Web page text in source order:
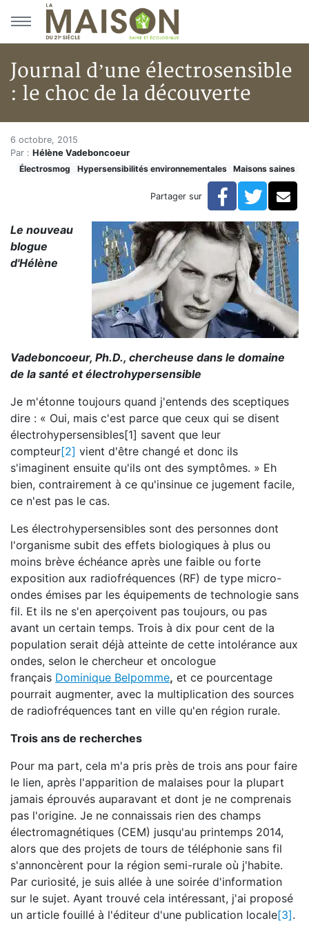
Aller au menu principal
Aller au contenu principal
Journal d’une électrosensible
: le choc de la découverte
Accueil
Articles
Maisons saines
Hypersensibilités environnementales
Journal d’une électrosensible : le choc de la
Journal d’une électrosensible
6 octobre, 2015
Par : Hélène Vadeboncoeur
Électrosmog
Hypersensibilités environnementales Maisons saines
Partager sur Facebook
Le nouveau
blogue
d'Hélène
Vadeboncoeur, Ph.D., chercheuse dans le domaine
de la santé et électrohypersensible
Je m'étonne toujours quand j'entends des sceptiques
dire : « Oui, mais c'est parce que ceux qui se disent
électrohypersensibles[1] savent que leur
compteur[2] vient d'être changé et donc ils
s'imaginent ensuite qu'ils ont des symptômes. » Eh
bien, contrairement à ce qu'insinue ce jugement facile,
ce n'est pas le cas.
Les électrohypersensibles sont des personnes dont
l'organisme subit des effets biologiques à plus ou
moins brève échéance après une faible ou forte
exposition aux radiofréquences (RF) de type micro-
ondes émises par les équipements de technologie sans
fil. Et ils ne s'en aperçoivent pas toujours, ou pas
avant un certain temps. Trois à dix pour cent de la
population serait déjà atteinte de cette intolérance aux
ondes, selon le chercheur et oncologue
français Dominique Belpomme, et ce pourcentage
pourrait augmenter, avec la multiplication des sources
de radiofréquences tant en ville qu'en région rurale.
Trois ans de recherches
Pour ma part, cela m'a pris près de trois ans pour faire
le lien, après l'apparition de malaises pour la plupart
jamais éprouvés auparavant et dont je ne comprenais
pas l'origine. Je ne connaissais rien des champs
électromagnétiques (CEM) jusqu'au printemps 2014,
alors que des projets de tours de téléphonie sans fil
s'annoncèrent pour la région semi-rurale où j'habite.
Par curiosité, je suis allée à une soirée d'information
sur le sujet. Ayant trouvé cela intéressant, j'ai proposé
un article fouillé à l'éditeur d'une publication locale[3].